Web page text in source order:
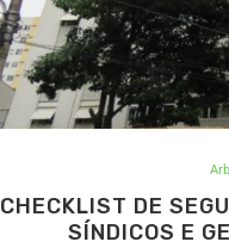
CHECKLIST DE
SÍNDICOS E